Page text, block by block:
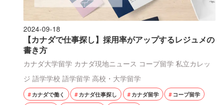
2024-09-18
【カナダで仕事探し】採用率がアップするレジュメの
書き方
カナダ大学留学 カナダ現地ニュース コープ留学 私立カレッ
ジ 語学学校 語学留学 高校・大学留学
カナダで働く カナダ仕事探し カナダ留学
コープ留学